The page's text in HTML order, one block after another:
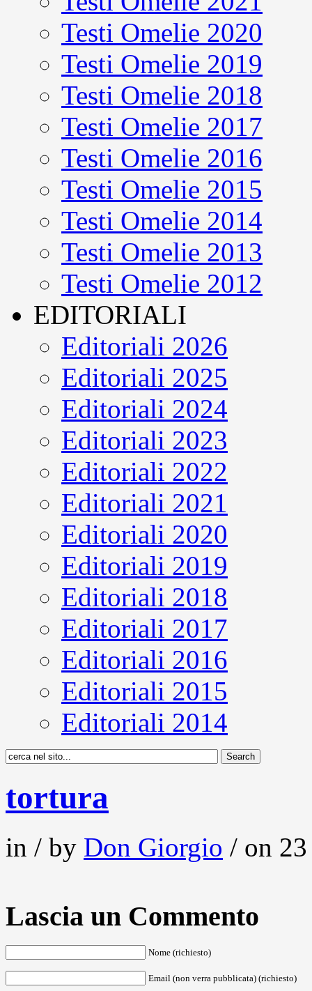
Testi Omelie 2020
Testi Omelie 2019
Testi Omelie 2018
Testi Omelie 2017
Testi Omelie 2016
Testi Omelie 2015
Testi Omelie 2014
Testi Omelie 2013
Testi Omelie 2012
EDITORIALI
Editoriali 2026
Editoriali 2025
Editoriali 2024
Editoriali 2023
Editoriali 2022
Editoriali 2021
Editoriali 2020
Editoriali 2019
Editoriali 2018
Editoriali 2017
Editoriali 2016
Editoriali 2015
Editoriali 2014
tortura
in / by Don Giorgio / on
Lascia un Commento
Nome (richiesto)
Email (non verra pubblicata) (richiesto)